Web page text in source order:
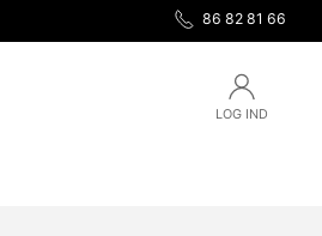
86 82 81 66
LOG IND